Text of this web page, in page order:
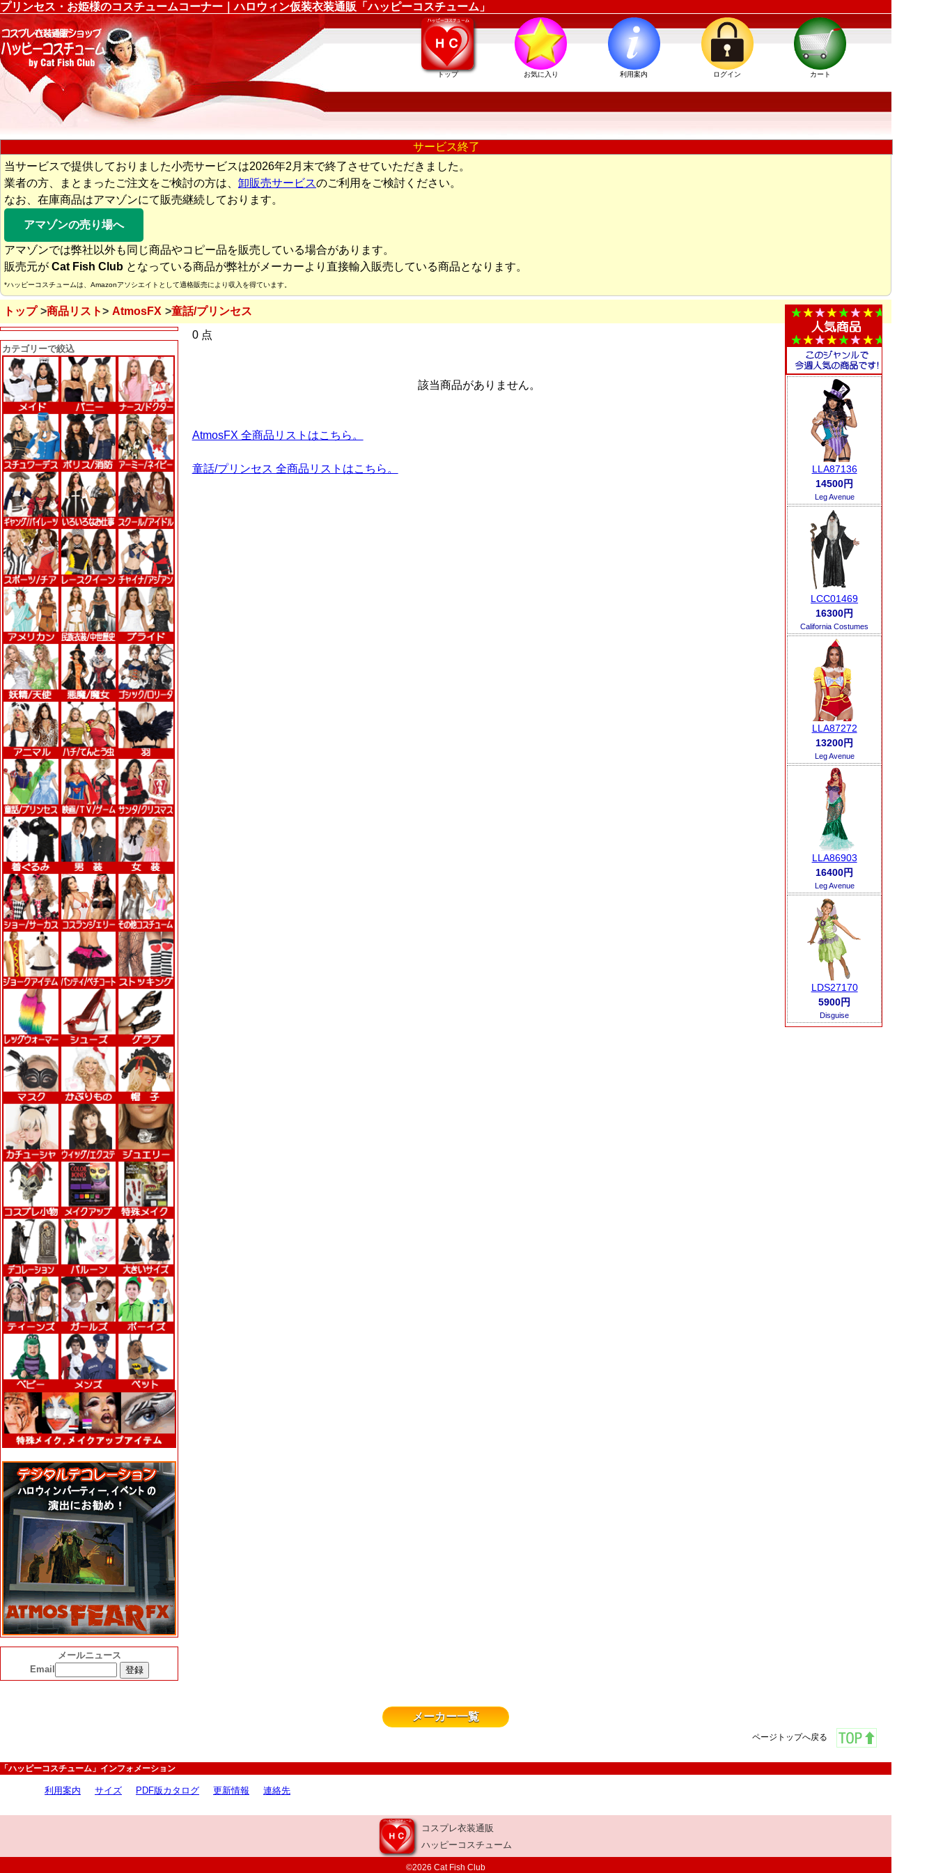
プリンセス・お姫様のコスチュームコーナー｜ハロウィン仮装衣装通販「ハッピーコスチューム」
トップ お気に入り 利用案内 ログイン カート
サービス終了
当サービスで提供しておりました小売サービスは2026年2月末で終了させていただきました。
業者の方、まとまったご注文をご検討の方は、 卸販売サービスのご利用をご検討ください。
なお、在庫商品はアマゾンにて販売継続しております。
アマゾンの売り場へ
アマゾンでは弊社以外も同じ商品やコピー品を販売している場合があります。
販売元が Cat Fish Club となっている商品が弊社がメーカーより直接輸入販売している商品となります。
*ハッピーコスチュームは、Amazonアソシエイトとして適格販売により収入を得ています。
トップ 商品リスト AtmosFX 童話/プリンセス
カテゴリーで絞込
メールニュース
Email
0 点
該当商品がありません。
AtmosFX 全商品リストはこちら。
童話/プリンセス 全商品リストはこちら。
LLA87136
14500円
Leg Avenue
LCC01469
16300円
California Costumes
LLA87272
13200円
Leg Avenue
LLA86903
16400円
Leg Avenue
LDS27170
5900円
Disguise
メーカー一覧
ページトップへ戻る
「ハッピーコスチューム」インフォメーション
利用案内 サイズ PDF版カタログ 更新情報 連絡先
コスプレ衣装通販
ハッピーコスチューム
©2026 Cat Fish Club